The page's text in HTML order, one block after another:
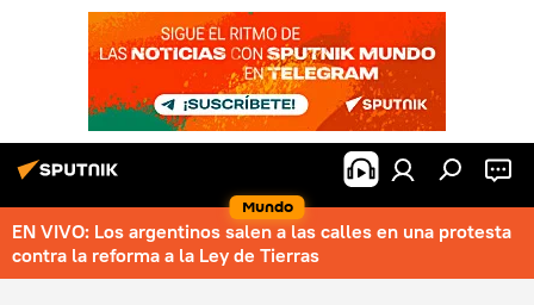
Mundo
EN VIVO: Los argentinos salen a las calles en una protesta
contra la reforma a la Ley de Tierras